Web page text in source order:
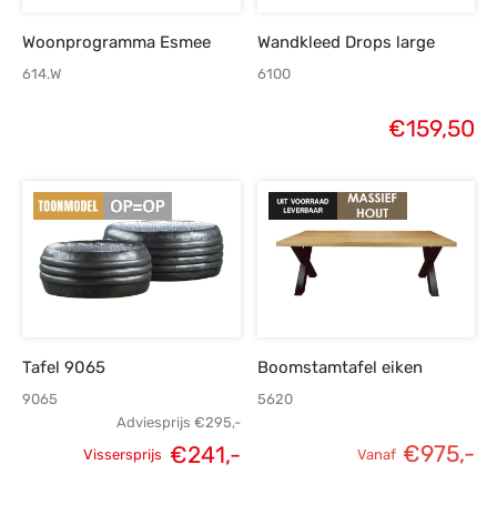
Woonprogramma Esmee
614.W
Wandkleed Drops large
6100
€159,50
Tafel 9065
9065
Adviesprijs €295,-
Vissersprijs €241,-
Boomstamtafel eiken
5620
Vanaf €975,-